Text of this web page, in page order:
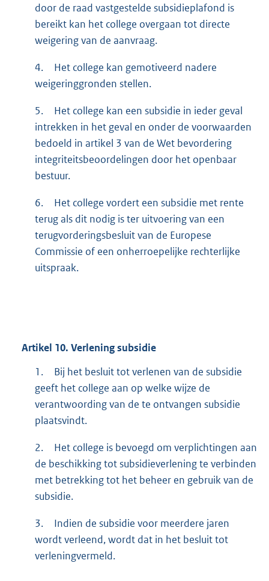
door de raad vastgestelde subsidieplafond is
bereikt kan het college overgaan tot directe
weigering van de aanvraag.
4.
Het college kan gemotiveerd nadere
weigeringgronden stellen.
5.
Het college kan een subsidie in ieder geval
intrekken in het geval en onder de voorwaarden
bedoeld in artikel 3 van de Wet bevordering
integriteitsbeoordelingen door het openbaar
bestuur.
6.
Het college vordert een subsidie met rente
terug als dit nodig is ter uitvoering van een
terugvorderingsbesluit van de Europese
Commissie of een onherroepelijke rechterlijke
uitspraak.
Artikel 10. Verlening subsidie
1.
Bij het besluit tot verlenen van de subsidie
geeft het college aan op welke wijze de
verantwoording van de te ontvangen subsidie
plaatsvindt.
2.
Het college is bevoegd om verplichtingen aan
de beschikking tot subsidieverlening te verbinden
met betrekking tot het beheer en gebruik van de
subsidie.
3.
Indien de subsidie voor meerdere jaren
wordt verleend, wordt dat in het besluit tot
verleningvermeld.